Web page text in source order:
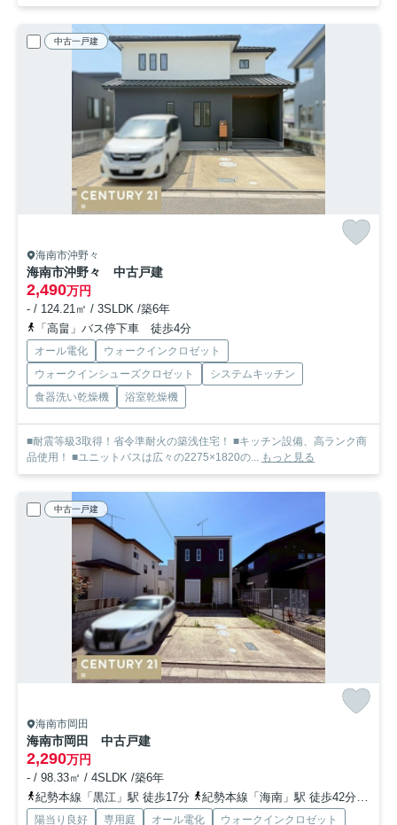
中古一戸建
海南市沖野々
海南市沖野々 中古戸建
2,490万円
- / 124.21㎡ / 3SLDK /築6年
「高畠」バス停下車 徒歩4分
オール電化
ウォークインクロゼット
ウォークインシューズクロゼット
システムキッチン
食器洗い乾燥機
浴室乾燥機
■耐震等級3取得！省令準耐火の築浅住宅！ ■キッチン設備、高ランク商
品使用！ ■ユニットバスは広々の2275×1820の... もっと見る
中古一戸建
海南市岡田
海南市岡田 中古戸建
2,290万円
- / 98.33㎡ / 4SLDK /築6年
紀勢本線「黒江」駅 徒歩17分
紀勢本線「海南」駅 徒歩42分
陽当り良好 専用庭 オール電化
ウォークインクロゼット